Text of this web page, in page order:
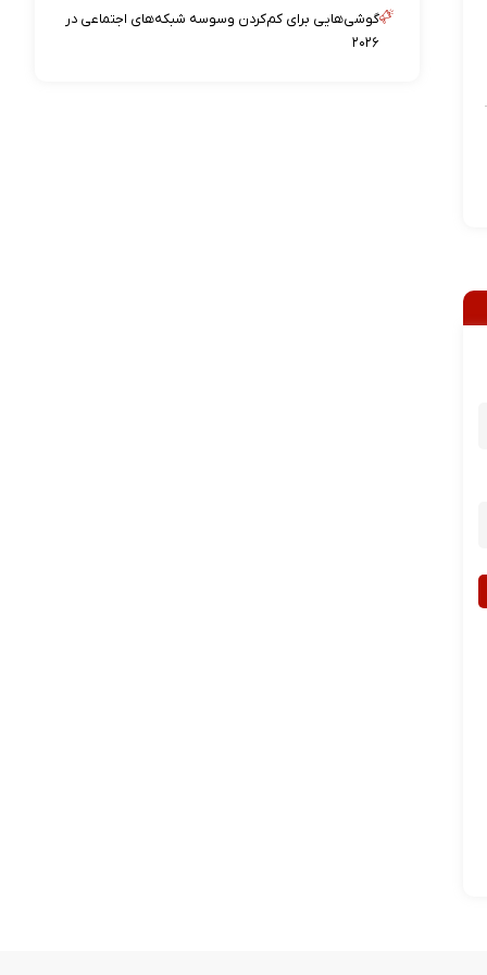
گوشی‌هایی برای کم‌کردن وسوسه شبکه‌های اجتماعی در
۲۰۲۶